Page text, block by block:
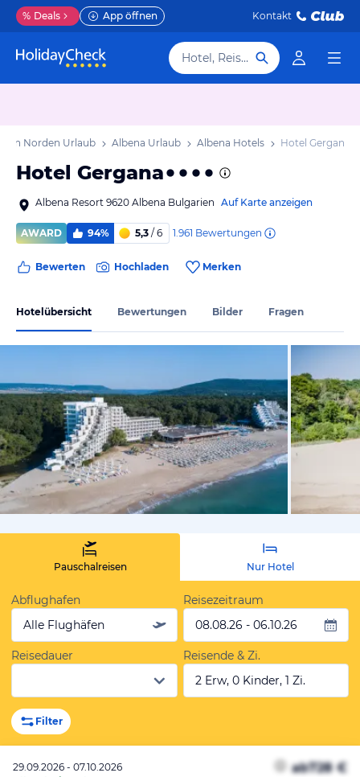
% Deals App öffnen Kontakt
Hotel, Reiseziel
Norden Urlaub Albena Urlaub Albena Hotels Hotel Gergana
Hotel Gergana
Albena Resort 9620 Albena Bulgarien Auf Karte anzeigen
AWARD 94% 5,3 / 6 1.961 Bewertungen
Bewerten Hochladen Merken
Hotelübersicht Bewertungen Bilder Fragen
vom
Pauschalreisen Nur Hotel
Abflughafen
Alle Flughäfen
Reisezeitraum
08.08.26 - 06.10.26
Reisedauer
Reisende & Zi.
2 Erw, 0 Kinder, 1 Zi.
Filter
29.09.2026 - 07.10.2026
ab728 €